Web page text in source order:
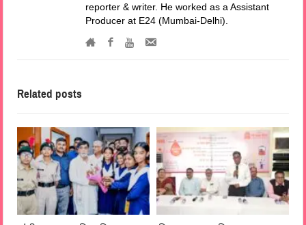
reporter & writer. He worked as a Assistant
Producer at E24 (Mumbai-Delhi).
Related posts